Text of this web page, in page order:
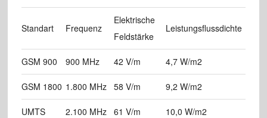
Standart Frequenz
Elektrische
Feldstärke
Leistungsflussdichte
GSM 900 900 MHz 42 V/m 4,7 W/m2
GSM 1800 1.800 MHz 58 V/m 9,2 W/m2
UMTS 2.100 MHz 61 V/m 10,0 W/m2